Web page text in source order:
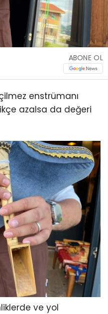
ABONE OL
enstrümanı
azalsa da değeri
ve yol